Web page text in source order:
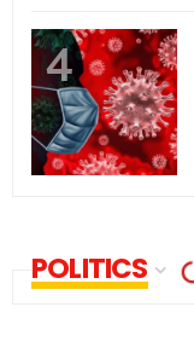
POLITICS